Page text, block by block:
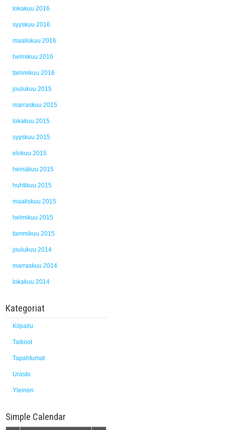
lokakuu 2016
syyskuu 2016
maaliskuu 2016
helmikuu 2016
tammikuu 2016
joulukuu 2015
marraskuu 2015
lokakuu 2015
syyskuu 2015
elokuu 2015
heinäkuu 2015
huhtikuu 2015
maaliskuu 2015
helmikuu 2015
tammikuu 2015
joulukuu 2014
marraskuu 2014
lokakuu 2014
Kategoriat
Kilpailu
Talkoot
Tapahtumat
Urasto
Yleinen
Simple Calendar